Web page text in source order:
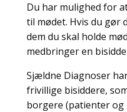
Du har mulighed for
til mødet. Hvis du gør
dem du skal holde
medbringer en
Sjældne Diagnoser
frivillige bisiddere,
borgere (patienter og